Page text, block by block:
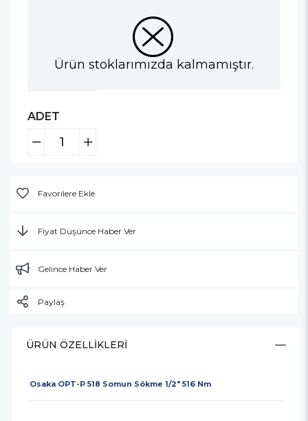
Ürün stoklarımızda kalmamıştır.
ADET
Favorilere Ekle
Fiyat Düşünce Haber Ver
Gelince Haber Ver
Paylaş
ÜRÜN ÖZELLIKLERI
Osaka OPT-P 518 Somun Sökme 1/2" 516 Nm